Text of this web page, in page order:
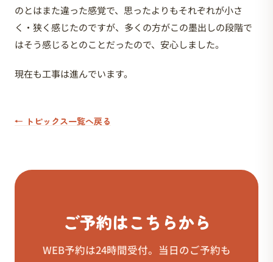
のとはまた違った感覚で、思ったよりもそれぞれが小さ
く・狭く感じたのですが、多くの方がこの墨出しの段階で
はそう感じるとのことだったので、安心しました。
現在も工事は進んでいます。
← トピックス一覧へ戻る
ご予約はこちらから
WEB予約は24時間受付。当日のご予約も